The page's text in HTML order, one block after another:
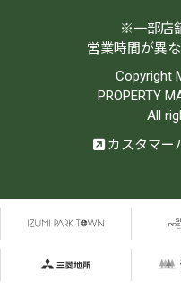
※一部店
営業時間が異
Copyright
PROPERTY
All
カスタマー